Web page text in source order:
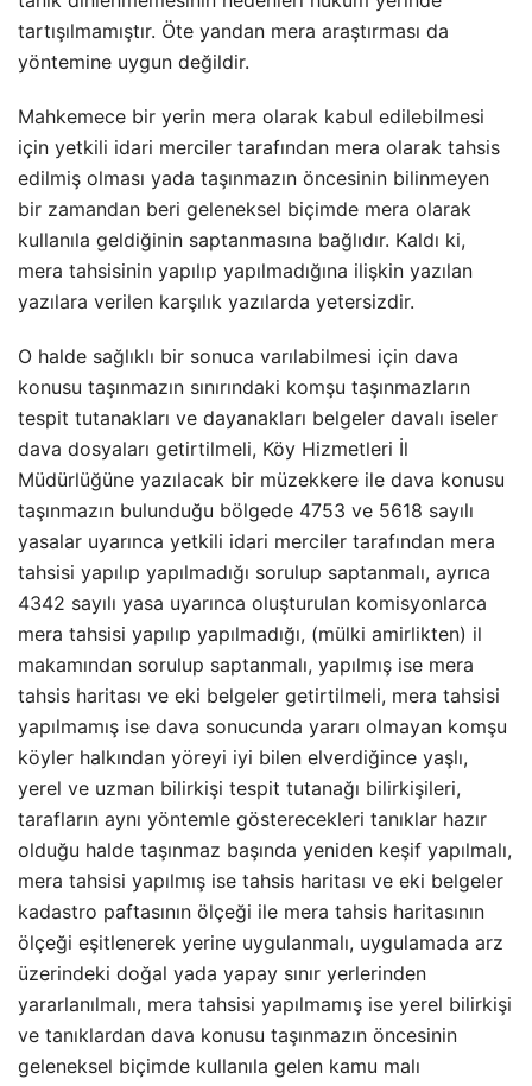
tartışılmamıştır. Öte yandan mera araştırması da
yöntemine uygun değildir.
Mahkemece bir yerin mera olarak kabul edilebilmesi
için yetkili idari merciler tarafından mera olarak tahsis
edilmiş olması yada taşınmazın öncesinin bilinmeyen
bir zamandan beri geleneksel biçimde mera olarak
kullanıla geldiğinin saptanmasına bağlıdır. Kaldı ki,
mera tahsisinin yapılıp yapılmadığına ilişkin yazılan
yazılara verilen karşılık yazılarda yetersizdir.
O halde sağlıklı bir sonuca varılabilmesi için dava
konusu taşınmazın sınırındaki komşu taşınmazların
tespit tutanakları ve dayanakları belgeler davalı iseler
dava dosyaları getirtilmeli, Köy Hizmetleri İl
Müdürlüğüne yazılacak bir müzekkere ile dava konusu
taşınmazın bulunduğu bölgede 4753 ve 5618 sayılı
yasalar uyarınca yetkili idari merciler tarafından mera
tahsisi yapılıp yapılmadığı sorulup saptanmalı, ayrıca
4342 sayılı yasa uyarınca oluşturulan komisyonlarca
mera tahsisi yapılıp yapılmadığı, (mülki amirlikten) il
makamından sorulup saptanmalı, yapılmış ise mera
tahsis haritası ve eki belgeler getirtilmeli, mera tahsisi
yapılmamış ise dava sonucunda yararı olmayan komşu
köyler halkından yöreyi iyi bilen elverdiğince yaşlı,
yerel ve uzman bilirkişi tespit tutanağı bilirkişileri,
tarafların aynı yöntemle gösterecekleri tanıklar hazır
olduğu halde taşınmaz başında yeniden keşif yapılmalı,
mera tahsisi yapılmış ise tahsis haritası ve eki belgeler
kadastro paftasının ölçeği ile mera tahsis haritasının
ölçeği eşitlenerek yerine uygulanmalı, uygulamada arz
üzerindeki doğal yada yapay sınır yerlerinden
yararlanılmalı, mera tahsisi yapılmamış ise yerel bilirkişi
ve tanıklardan dava konusu taşınmazın öncesinin
geleneksel biçimde kullanıla gelen kamu malı